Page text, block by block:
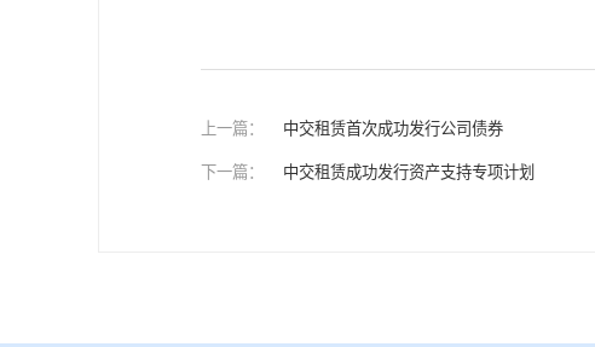
上一篇： 中交租赁首次成功发行公司债券
下一篇： 中交租赁成功发行资产支持专项计划